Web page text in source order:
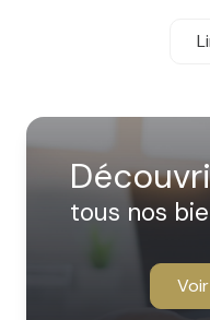
tous nos
l’écoute, nous
Qu’il s’agisse de
location ou vente,
- Location
prestations
chaque vacancier.